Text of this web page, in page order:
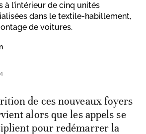
à l’intérieur de cinq unités
dans le textile-habillement,
de voitures.
de ces nouveaux foyers
alors que les appels se
pour redémarrer la